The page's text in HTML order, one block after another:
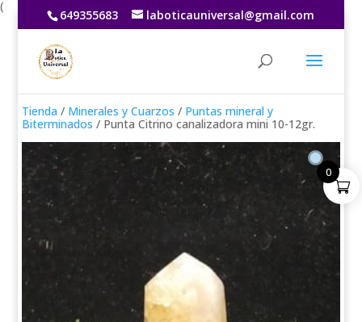
(
649355683 laboticauniversal@gmail.com
Tienda / Minerales y Cuarzos / Puntas mineral y
Biterminados / Punta Citrino canalizadora mini 10-12gr.
0